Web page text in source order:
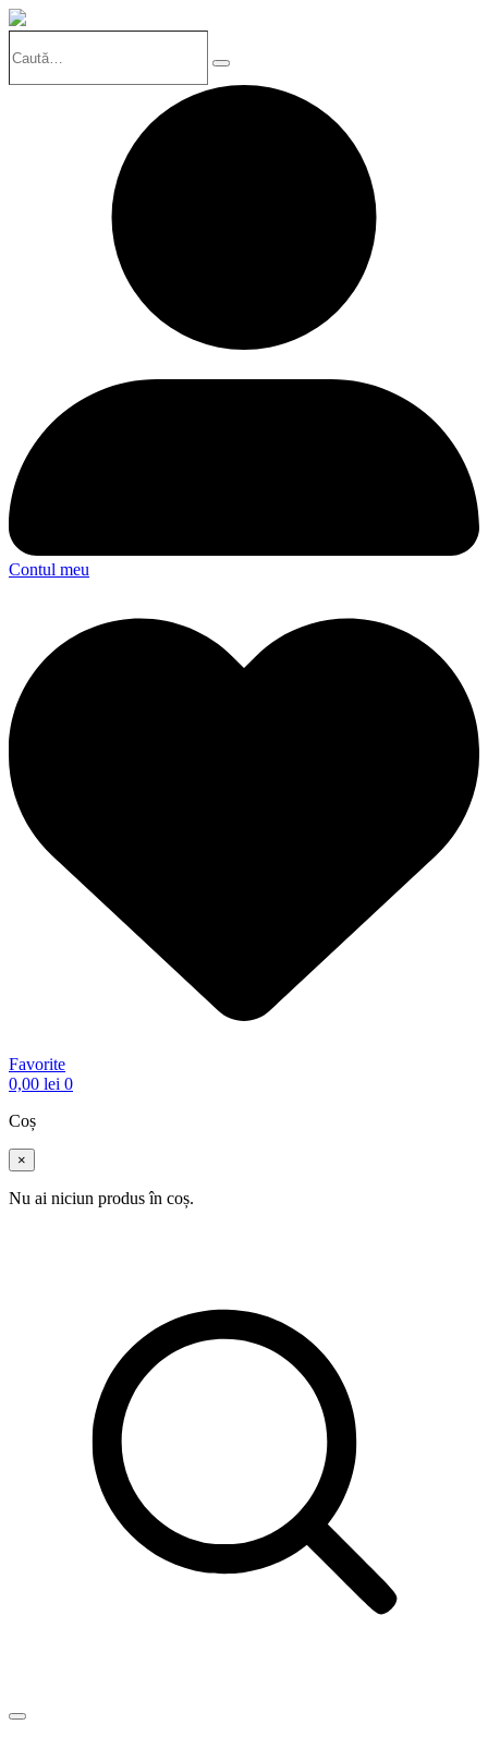
Search
Contul meu
Favorite
0,00 lei 0
Coș
×
Nu ai niciun produs în coș.